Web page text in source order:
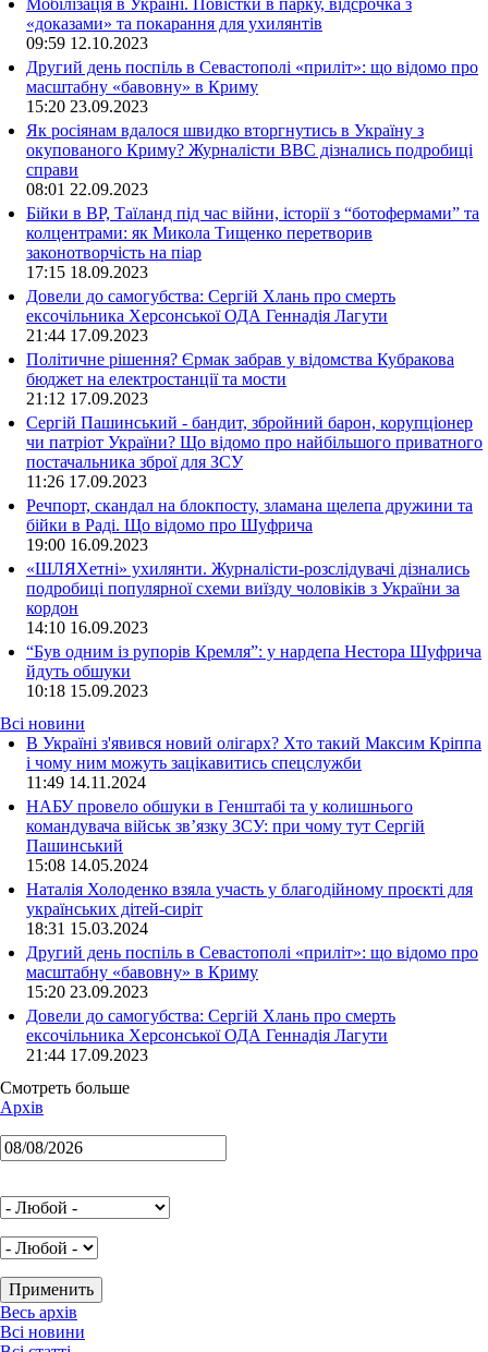
Мобілізація в Україні. Повістки в парку, відсрочка з
«доказами» та покарання для ухилянтів
09:59 12.10.2023
Другий день поспіль в Севастополі «приліт»: що відомо про
масштабну «бавовну» в Криму
15:20 23.09.2023
Як росіянам вдалося швидко вторгнутись в Україну з
окупованого Криму? Журналісти ВВС дізнались подробиці
справи
08:01 22.09.2023
Бійки в ВР, Таїланд під час війни, історії з “ботофермами” та
колцентрами: як Микола Тищенко перетворив
законотворчість на піар
17:15 18.09.2023
Довели до самогубства: Сергій Хлань про смерть
ексочільника Херсонської ОДА Геннадія Лагути
21:44 17.09.2023
Політичне рішення? Єрмак забрав у відомства Кубракова
бюджет на електростанції та мости
21:12 17.09.2023
Сергій Пашинський - бандит, збройний барон, корупціонер
чи патріот України? Що відомо про найбільшого приватного
постачальника зброї для ЗСУ
11:26 17.09.2023
Речпорт, скандал на блокпосту, зламана щелепа дружини та
бійки в Раді. Що відомо про Шуфрича
19:00 16.09.2023
«ШЛЯХетні» ухилянти. Журналісти-розслідувачі дізнались
подробиці популярної схеми виїзду чоловіків з України за
кордон
14:10 16.09.2023
“Був одним із рупорів Кремля”: у нардепа Нестора Шуфрича
йдуть обшуки
10:18 15.09.2023
Всі новини
В Україні з'явився новий олігарх? Хто такий Максим Кріппа
і чому ним можуть зацікавитись спецслужби
11:49 14.11.2024
НАБУ провело обшуки в Генштабі та у колишнього
командувача військ зв’язку ЗСУ: при чому тут Сергій
Пашинський
15:08 14.05.2024
Наталія Холоденко взяла участь у благодійному проєкті для
українських дітей-сиріт
18:31 15.03.2024
Другий день поспіль в Севастополі «приліт»: що відомо про
масштабну «бавовну» в Криму
15:20 23.09.2023
Довели до самогубства: Сергій Хлань про смерть
ексочільника Херсонської ОДА Геннадія Лагути
21:44 17.09.2023
Смотреть больше
Архів
Весь архів
Всі новини